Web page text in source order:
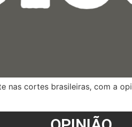
cortes brasileiras, com a